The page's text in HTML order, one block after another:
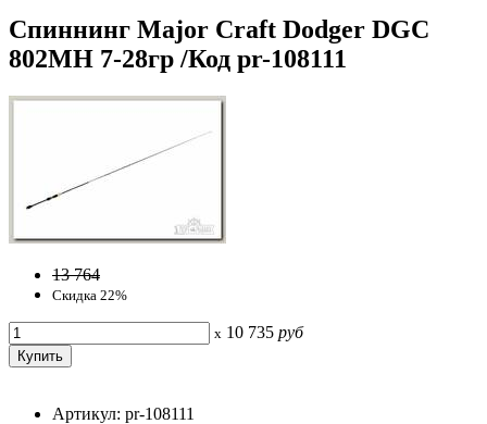
Спиннинг Major Craft Dodger DGC
802MH 7-28гр /Код pr-108111
13 764
Скидка 22%
x 10 735 руб
Артикул: pr-108111